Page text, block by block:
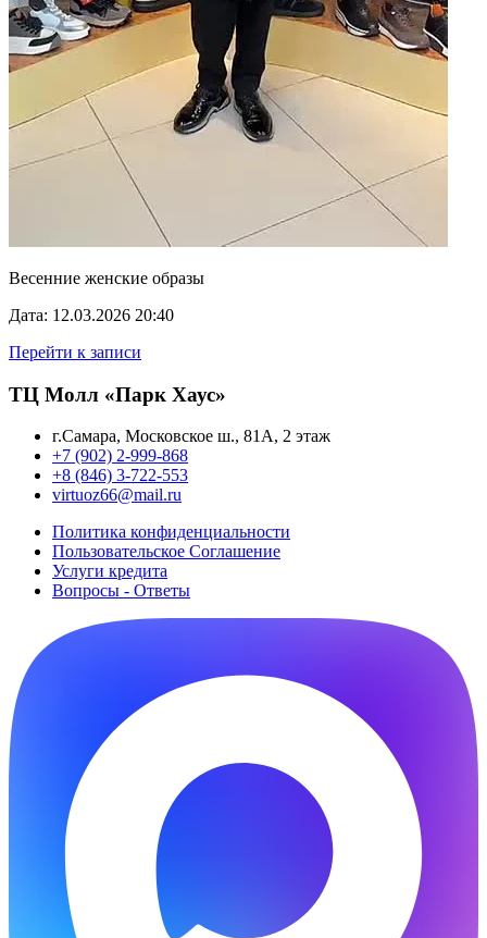
Весенние женские образы
Дата: 12.03.2026 20:40
Перейти к записи
ТЦ Молл «Парк Хаус»
г.Самара, Московское ш., 81А, 2 этаж
+7 (902) 2-999-868
+8 (846) 3-722-553
virtuoz66@mail.ru
Политика конфиденциальности
Пользовательское Cоглашение
Услуги кредита
Вопросы - Ответы